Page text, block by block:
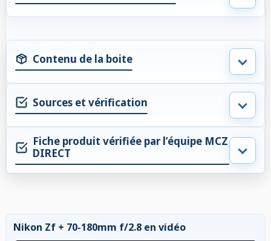
Contenu de la boite
Sources et vérification
Fiche produit vérifiée par l’équipe MCZ
DIRECT
Nikon Zf + 70-180mm f/2.8 en vidéo